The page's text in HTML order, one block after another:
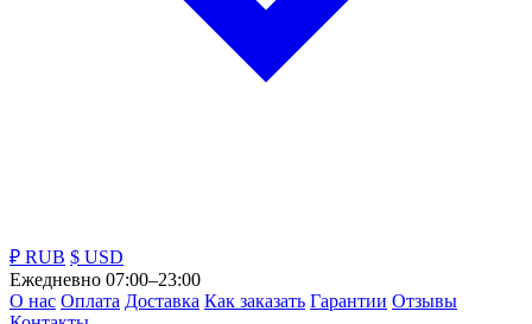
₽ RUB $ USD
Ежедневно 07:00–23:00
О нас Оплата Доставка Как заказать Гарантии Отзывы